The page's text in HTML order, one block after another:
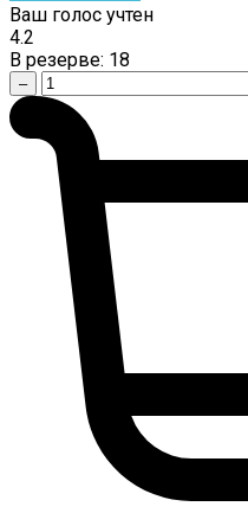
Ваш голос учтен
4.2
В резерве: 18
–